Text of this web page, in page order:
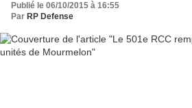
Publié le 06/10/2015 à 16:55
Par RP Defense